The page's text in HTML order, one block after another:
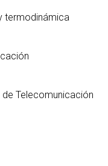
termodinámica
Telecomunicación